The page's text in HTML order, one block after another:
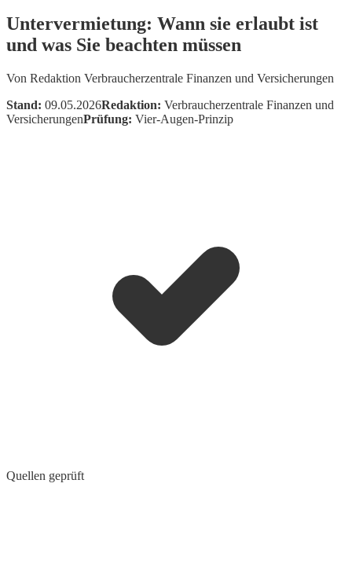
Untervermietung: Wann sie erlaubt ist
und was Sie beachten müssen
Von Redaktion Verbraucherzentrale Finanzen und Versicherungen
Stand: 09.05.2026Redaktion: Verbraucherzentrale Finanzen und
VersicherungenPrüfung: Vier-Augen-Prinzip
Quellen geprüft